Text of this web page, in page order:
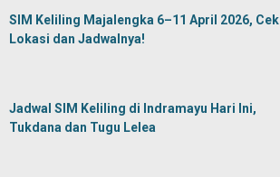
SIM Keliling Majalengka 6–11 April 2026, Cek
Lokasi dan Jadwalnya!
Jadwal SIM Keliling di Indramayu Hari Ini,
Tukdana dan Tugu Lelea